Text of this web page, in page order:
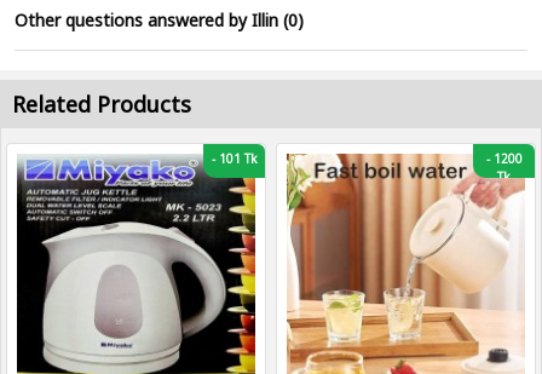
Other questions answered by Illin (0)
Related Products
-101 Tk -1200
Tk